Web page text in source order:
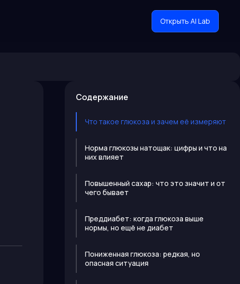
Открыть AI Lab
Содержание
Что такое глюкоза и зачем её измеряют
Норма глюкозы натощак: цифры и что на
них влияет
Повышенный сахар: что это значит и от
чего бывает
Преддиабет: когда глюкоза выше
нормы, но ещё не диабет
Пониженная глюкоза: редкая, но
опасная ситуация